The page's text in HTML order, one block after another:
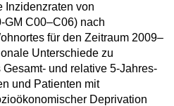
Inzidenzraten von
GM C00–C06) nach
für den Zeitraum 2009–
Unterschiede zu
und relative 5-Jahres-
und Patienten mit
Deprivation